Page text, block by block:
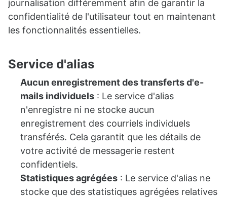
journalisation différemment afin de garantir la
confidentialité de l'utilisateur tout en maintenant
les fonctionnalités essentielles.
Service d'alias
Aucun enregistrement des transferts d'e-
mails individuels : Le service d'alias
n'enregistre ni ne stocke aucun
enregistrement des courriels individuels
transférés. Cela garantit que les détails de
votre activité de messagerie restent
confidentiels.
Statistiques agrégées : Le service d'alias ne
stocke que des statistiques agrégées relatives